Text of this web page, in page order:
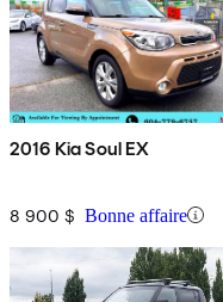
2016 Kia Soul EX
8 900 $ Bonne affaire